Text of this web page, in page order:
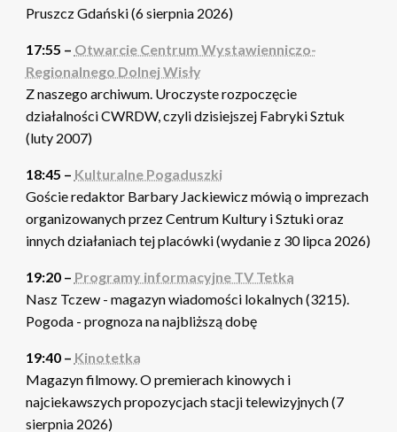
Pruszcz Gdański (6 sierpnia 2026)
17:55 – Otwarcie Centrum Wystawienniczo-
Regionalnego Dolnej Wisły
Z naszego archiwum. Uroczyste rozpoczęcie
działalności CWRDW, czyli dzisiejszej Fabryki Sztuk
(luty 2007)
18:45 – Kulturalne Pogaduszki
Goście redaktor Barbary Jackiewicz mówią o imprezach
organizowanych przez Centrum Kultury i Sztuki oraz
innych działaniach tej placówki (wydanie z 30 lipca 2026)
19:20 – Programy informacyjne TV Tetka
Nasz Tczew - magazyn wiadomości lokalnych (3215).
Pogoda - prognoza na najbliższą dobę
19:40 – Kinotetka
Magazyn filmowy. O premierach kinowych i
najciekawszych propozycjach stacji telewizyjnych (7
sierpnia 2026)